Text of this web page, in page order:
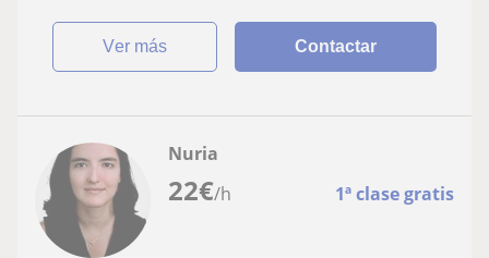
ver más Contactar
22€/h 1ª clase gratis
Nuria